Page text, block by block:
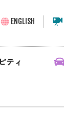
ENGLISH
ティ